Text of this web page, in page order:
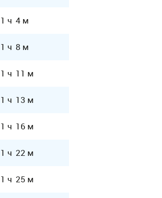
1 ч 4 м
1 ч 8 м
1 ч 11 м
1 ч 13 м
1 ч 16 м
1 ч 22 м
1 ч 25 м